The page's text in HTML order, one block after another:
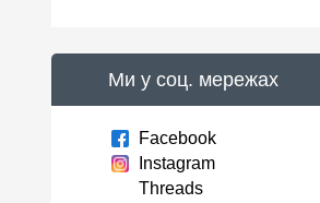
Ми у соц. мережах
Facebook
Instagram
Threads